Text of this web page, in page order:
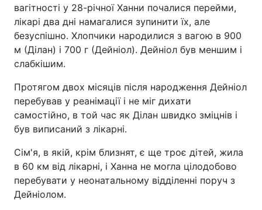
вагітності у 28-річної Ханни почалися перейми,
лікарі два дні намагалися зупинити їх, але
безуспішно. Хлопчики народилися з вагою в 900
м (Ділан) і 700 г (Дейніол). Дейніол був меншим і
слабкішим.
Протягом двох місяців після народження Дейніол
перебував у реанімації і не міг дихати
самостійно, в той час як Ділан швидко зміцнів і
був виписаний з лікарні.
Сім'я, в якій, крім близнят, є ще троє дітей, жила
в 60 км від лікарні, і Ханна не могла цілодобово
перебувати у неонатальному відділенні поруч з
Дейніолом.